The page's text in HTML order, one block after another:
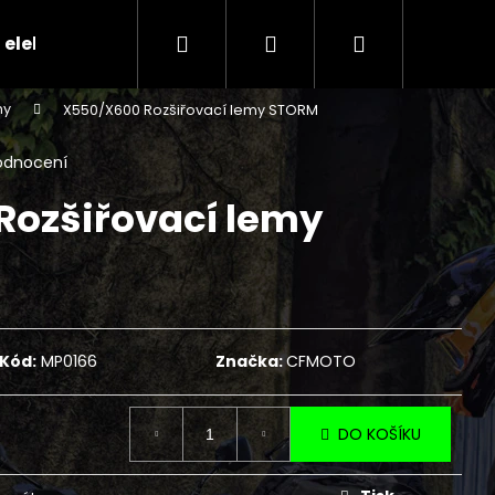
CENÍK SERVISNÍCH ÚKONŮ
Hledat PřihlášeníNákupní
X550/X600 Rozšiřovací lemy STORM
lemy
Kód: MP0166 Značka:CFMOTO
DO KOŠÍKU
Následující